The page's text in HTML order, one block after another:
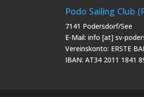
Podo Sailing Club
7141 Podersdorf/See
E-Mail: info [at] sv-
Vereinskonto: ERSTE
IBAN: AT34 2011 1841